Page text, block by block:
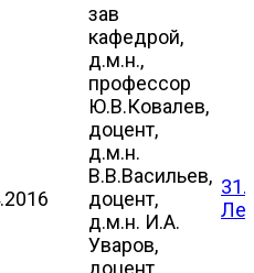
зав
кафедрой,
д.м.н.,
профессор
Ю.В.Ковалев,
доцент,
д.м.н.
В.В.Васильев,
доцент,
д.м.н. И.А.
Уваров,
доцент,